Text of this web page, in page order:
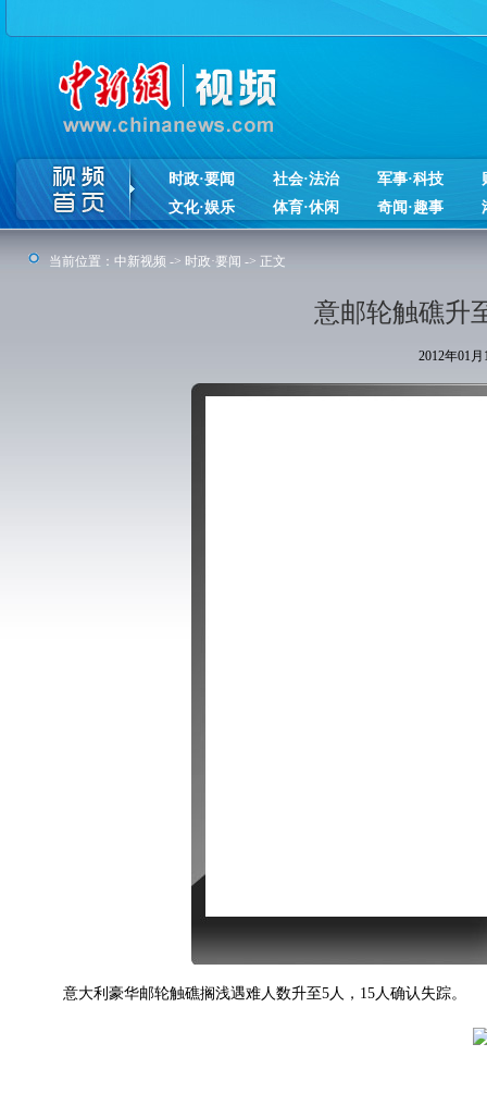
时政·要闻 社会·法治 军事·科技
文化·娱乐
体育·休闲 奇闻·趣事
当前位置： 中新视频 -> 时政·要闻 -> 正文
意邮轮触礁升
2012年01
意大利豪华邮轮触礁搁浅遇难人数升至5人，15人确认失踪。